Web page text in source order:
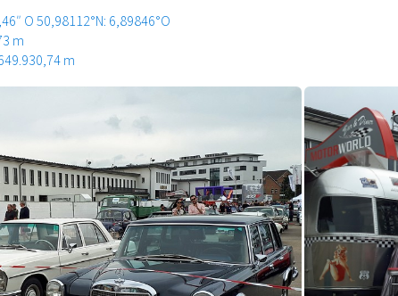
O50,98112°N: 6,89846°O
m
m